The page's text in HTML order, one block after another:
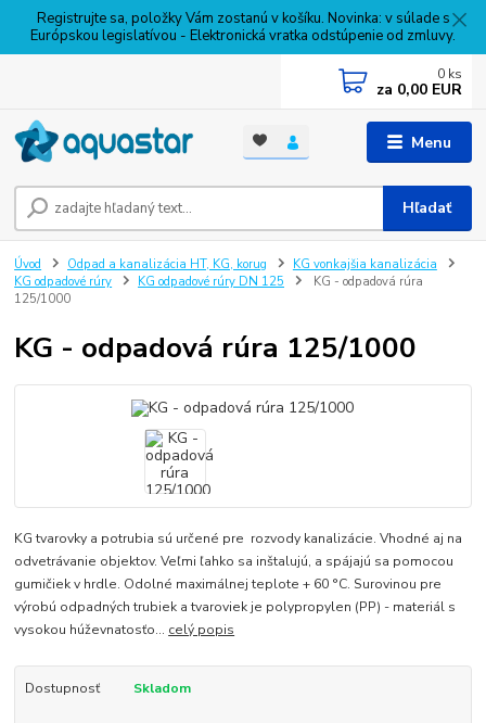
Registrujte sa, položky Vám zostanú v košíku. Novinka: v súlade s
Európskou legislatívou - Elektronická vratka odstúpenie od zmluvy.
Menu
Hľadať
0 ks
za 0,00 EUR
Úvod Odpad a kanalizácia HT, KG, korug
KG vonkajšia kanalizácia
KG odpadové rúry
KG odpadové rúry DN 125
KG - odpadová rúra
125/1000
KG - odpadová rúra 125/1000
KG tvarovky a potrubia sú určené pre rozvody kanalizácie. Vhodné aj na
odvetrávanie objektov. Veľmi ľahko sa inštalujú, a spájajú sa pomocou
gumičiek v hrdle. Odolné maximálnej teplote + 60 °C. Surovinou pre
výrobú odpadných trubiek a tvaroviek je polypropylen (PP) - materiál s
vysokou húževnatosťo... celý popis
Dostupnosť Skladom